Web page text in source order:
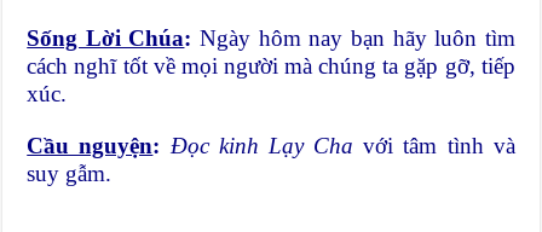
Sống Lời Chúa: Ngày hôm nay bạn hãy luôn tìm
cách nghĩ tốt về mọi người mà chúng ta gặp gỡ, tiếp
xúc.
Cầu nguyện: Đọc kinh Lạy Chavới tâm tình và
suy gẫm.